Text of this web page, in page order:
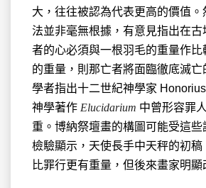
大，往往被認為代表更高的價值
法並非毫無根據，有意見指出在
者的心必須與一根羽毛的重量作
的重量，則那亡者將面臨徹底滅亡
學者指出十二世紀神學家
神學著作 Elucidarium 中曾形容罪
重。博納祭壇畫的構圖可能受這
檢驗顯示，天使長手中天秤的初
比罪行更有重量，但後來畫家明顯